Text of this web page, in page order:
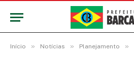
Início » Notícias » Planejamento »